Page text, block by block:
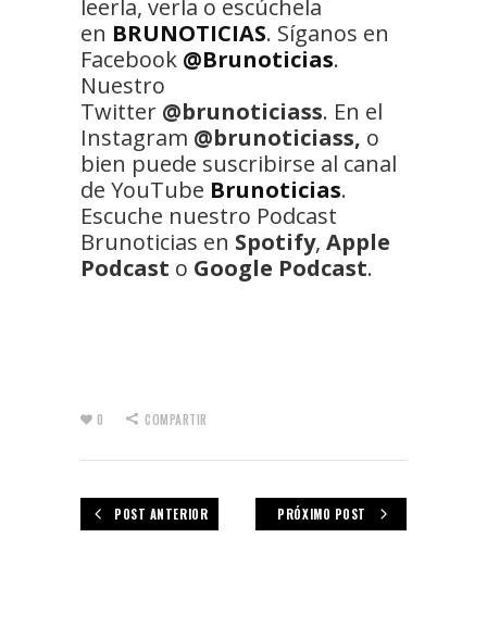
leerla, verla o escúchela
en BRUNOTICIAS. Síganos en
Facebook @Brunoticias.
Nuestro
Twitter @brunoticiass. En el
Instagram @brunoticiass, o
bien puede suscribirse al canal
de YouTube Brunoticias.
Escuche nuestro Podcast
Brunoticias en Spotify, Apple
Podcast o Google Podcast.
0 COMPARTIR
POST ANTERIOR PRÓXIMO POST